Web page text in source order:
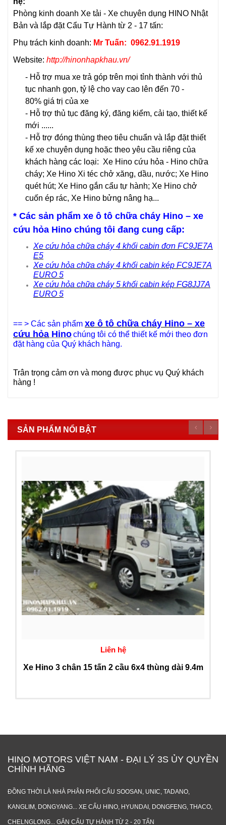
Phòng kinh doanh Xe tải - Xe chuyên dụng HINO Nhật
Bản và lắp đặt Cẩu Tự Hành từ 2 - 17 tấn:
Phụ trách kinh doanh: Mr Tuấn: 0962.91.1919
Website: http://hinonhapkhau.vn/
- Hỗ trợ mua xe trả góp trên mọi tỉnh thành với thủ
tục nhanh gọn, tỷ lệ cho vay cao lên đến 70 -
80% giá trị của xe
- Hỗ trợ thủ tục đăng ký, đăng kiểm, cải tạo, thiết kế
mới ......
- Hỗ trợ đóng thùng theo tiêu chuẩn và lắp đặt thiết
kế xe chuyên dụng hoặc theo yêu cầu riêng của
khách hàng các loại: Xe Hino cứu hỏa - Hino chữa
cháy; Xe Hino Xi téc chở xăng, dầu, nước; Xe Hino
quét hút; Xe Hino gắn cẩu tự hành; Xe Hino chở
cuốn ép rác, Xe Hino bửng nâng hạ...
* Các sản phẩm xe ô tô chữa cháy Hino – xe
cứu hỏa Hino chúng tôi đang cung cấp:
Xe cứu hỏa chữa cháy 4 khối cabin đơn FC9JE7A
E5
Xe cứu hỏa chữa cháy 4 khối cabin kép FC9JE7A
EURO 5
Xe cứu hỏa chữa cháy 5 khối cabin kép FG8JJ7A
EURO 5
== > Các sản phẩm xe ô tô chữa cháy Hino – xe
cứu hỏa Hinochúng tôi có thể thiết kế mới theo đơn
đặt hàng của Quý khách hàng.
Trân trọng cảm ơn và mong được phục vụ Quý khách
hàng !
SẢN PHẨM NỔI BẬT
Liên hệ
Xe Hino 3 chân 15 tấn 2 cầu 6x4 thùng dài 9.4m
HINO MOTORS VIỆT NAM - ĐẠI LÝ 3S ỦY QUYỀN
CHÍNH HÃNG
ĐỒNG THỜI LÀ NHÀ PHÂN PHỐI CẨU SOOSAN, UNIC, TADANO,
KANGLIM, DONGYANG... XE CẨU HINO, HYUNDAI, DONGFENG, THACO,
CHELNGLONG... GẮN CẨU TỰ HÀNH TỪ 2 - 20 TẤN